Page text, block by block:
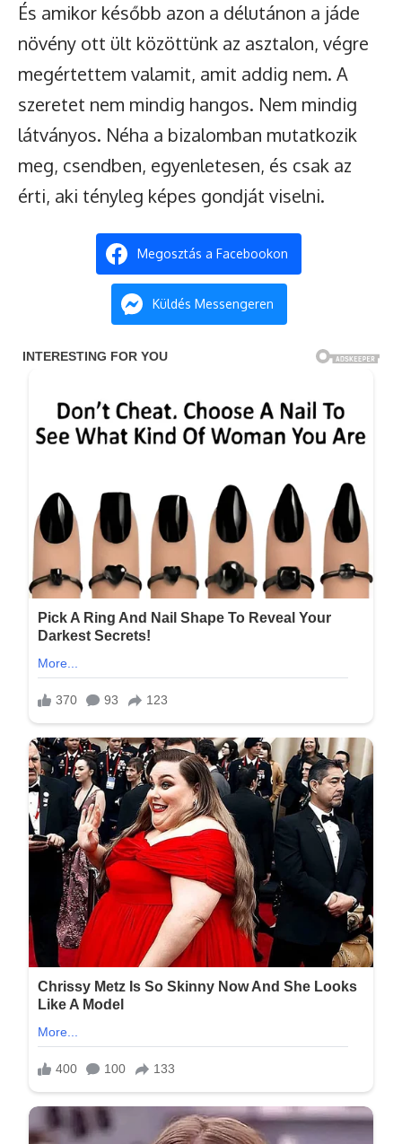
És amikor később azon a délutánon a jáde
növény ott ült közöttünk az asztalon, végre
megértettem valamit, amit addig nem. A
szeretet nem mindig hangos. Nem mindig
látványos. Néha a bizalomban mutatkozik
meg, csendben, egyenletesen, és csak az
érti, aki tényleg képes gondját viselni.
Megosztás a Facebookon
Küldés Messengeren